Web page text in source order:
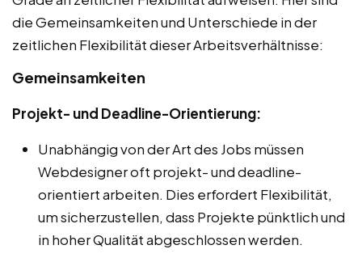
die Gemeinsamkeiten und Unterschiede in der
zeitlichen Flexibilität dieser Arbeitsverhältnisse:
Gemeinsamkeiten
Projekt- und Deadline-Orientierung:
Unabhängig von der Art des Jobs müssen
Webdesigner oft projekt- und deadline-
orientiert arbeiten. Dies erfordert Flexibilität,
um sicherzustellen, dass Projekte pünktlich und
in hoher Qualität abgeschlossen werden.